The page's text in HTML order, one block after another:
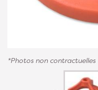
*Photos non contractuelles